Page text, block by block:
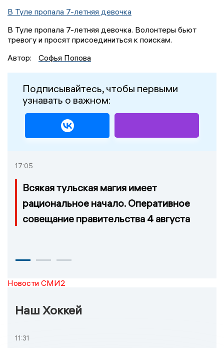
В Туле пропала 7-летняя девочка
В Туле пропала 7-летняя девочка. Волонтеры бьют
тревогу и просят присоединиться к поискам.
Автор:
Софья Попова
Подписывайтесь, чтобы первыми
узнавать о важном:
17:05
Всякая тульская магия имеет
рациональное начало. Оперативное
совещание правительства 4 августа
Новости СМИ2
Наш Хоккей
11:31